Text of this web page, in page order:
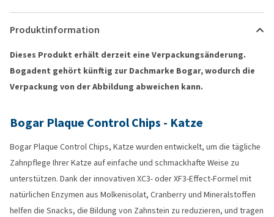
Produktinformation
Dieses Produkt erhält derzeit eine Verpackungsänderung.
Bogadent gehört künftig zur Dachmarke Bogar, wodurch die
Verpackung von der Abbildung abweichen kann.
Bogar Plaque Control Chips - Katze
Bogar Plaque Control Chips, Katze wurden entwickelt, um die tägliche
Zahnpflege Ihrer Katze auf einfache und schmackhafte Weise zu
unterstützen. Dank der innovativen XC3- oder XF3-Effect-Formel mit
natürlichen Enzymen aus Molkenisolat, Cranberry und Mineralstoffen
helfen die Snacks, die Bildung von Zahnstein zu reduzieren, und tragen